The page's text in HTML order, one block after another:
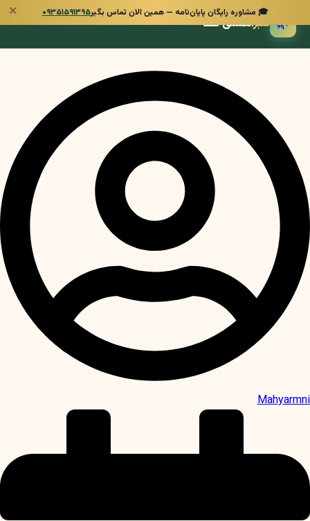
🎓 مشاوره رایگان پایان‌نامه — همین الان تماس بگیر۰۹۳۵۱۵۹۱۳۹۵ ✕
🌿 سبزانگشتی
Mahyarmni